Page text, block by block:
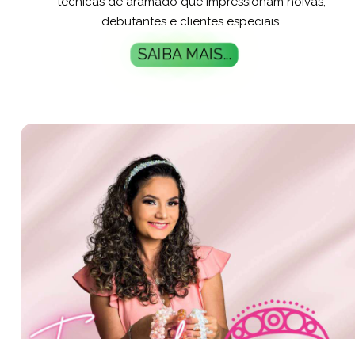
debutantes e clientes especiais.
SAIBA MAIS...